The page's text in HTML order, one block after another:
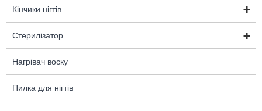
Кінчики нігтів
Стерилізатор
Нагрівач воску
Пилка для нігтів